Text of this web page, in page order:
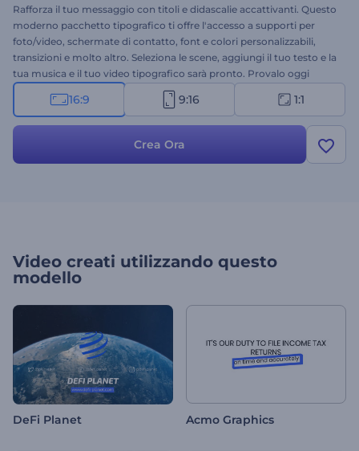
Rafforza il tuo messaggio con titoli e didascalie accattivanti. Questo
moderno pacchetto tipografico ti offre l'accesso a supporti per
foto/video, schermate di contatto, font e colori personalizzabili,
transizioni e molto altro. Seleziona le scene, aggiungi il tuo testo e la
tua musica e il tuo video tipografico sarà pronto. Provalo oggi
stesso!
16:9 9:16 1:1
Crea Ora
Video creati utilizzando questo
modello
DeFi Planet Acmo Graphics